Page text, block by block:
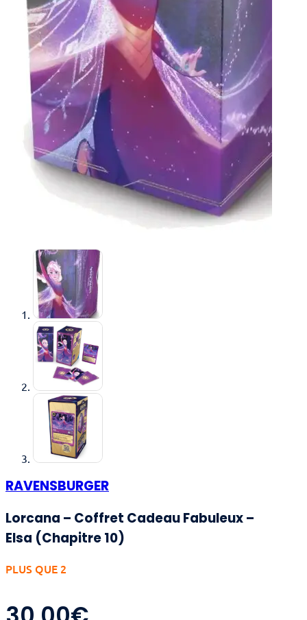
RAVENSBURGER
Lorcana – Coffret Cadeau Fabuleux –
Elsa (Chapitre 10)
PLUS QUE 2